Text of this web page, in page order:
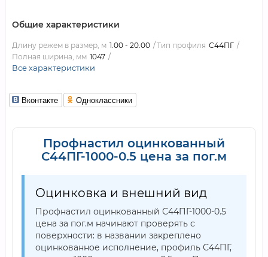
Общие характеристики
Длину режем в размер, м 1.00 - 20.00 Тип профиля С44ПГ
Полная ширина, мм 1047
Все характеристики
Вконтакте Одноклассники
Профнастил оцинкованный
С44ПГ-1000-0.5 цена за пог.м
Оцинковка и внешний вид
Профнастил оцинкованный С44ПГ-1000-0.5
цена за пог.м начинают проверять с
поверхности: в названии закреплено
оцинкованное исполнение, профиль С44ПГ,